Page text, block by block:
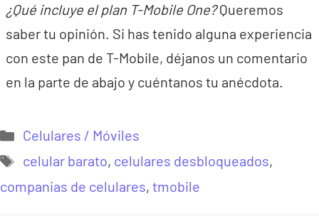
¿Qué incluye el plan T-Mobile One?Queremos
saber tu opinión. Si has tenido alguna experiencia
con este pan de T-Mobile, déjanos un comentario
en la parte de abajo y cuéntanos tu anécdota.
Categorías
Celulares / Móviles
Etiquetas
celular barato, celulares desbloqueados,
companias de celulares, tmobile